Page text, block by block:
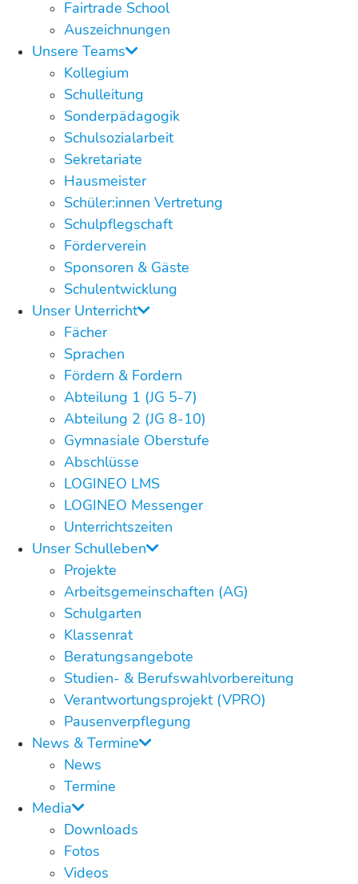
Fairtrade School
Auszeichnungen
Unsere Teams
Kollegium
Schulleitung
Sonderpädagogik
Schulsozialarbeit
Sekretariate
Hausmeister
Schüler:innen Vertretung
Schulpflegschaft
Förderverein
Sponsoren & Gäste
Schulentwicklung
Unser Unterricht
Fächer
Sprachen
Fördern & Fordern
Abteilung 1 (JG 5-7)
Abteilung 2 (JG 8-10)
Gymnasiale Oberstufe
Abschlüsse
LOGINEO LMS
LOGINEO Messenger
Unterrichtszeiten
Unser Schulleben
Projekte
Arbeitsgemeinschaften (AG)
Schulgarten
Klassenrat
Beratungsangebote
Studien- & Berufswahlvorbereitung
Verantwortungsprojekt (VPRO)
Pausenverpflegung
News & Termine
News
Termine
Media
Downloads
Fotos
Videos